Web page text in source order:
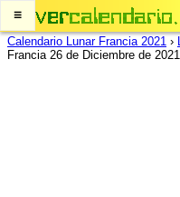
≡
Calendario Lunar Francia 2021 ›
Francia 26 de Diciembre de 2021